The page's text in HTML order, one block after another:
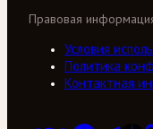
Правовая
Условия
Политика
Контактная